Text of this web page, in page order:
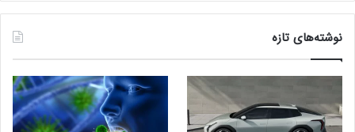
نوشته‌های تازه